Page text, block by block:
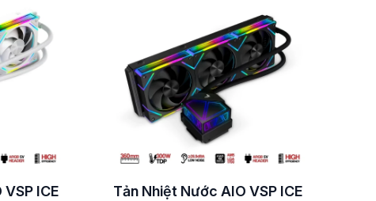
ICE
Tản Nhiệt Nước AIO VSP ICE